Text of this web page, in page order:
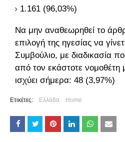
1.161 (96,03%)
Να μην αναθεωρηθεί το
επιλογή της ηγεσίας να
Συμβούλιο, με διαδικασία
από τον εκάστοτε νομοθέτη
ισχύει σήμερα: 48 (3,97%)
Ετικέτες: Ελλάδα Home